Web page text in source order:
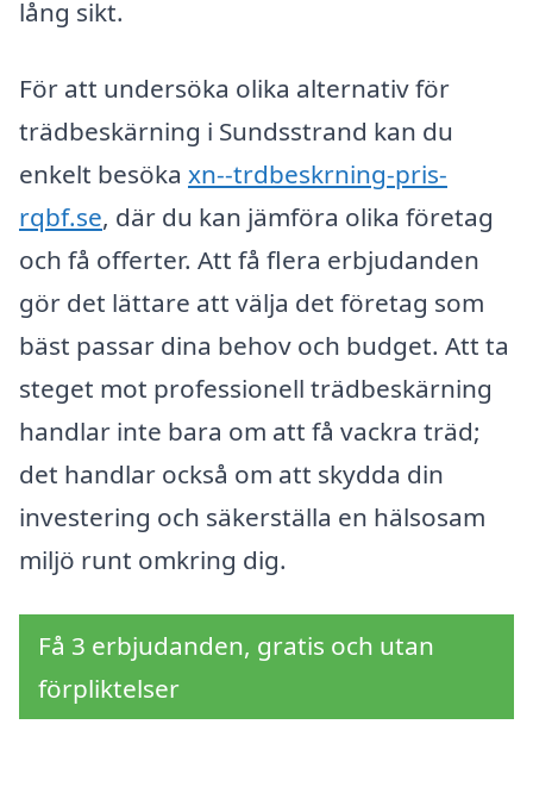
lång sikt.
För att undersöka olika alternativ för
trädbeskärning i Sundsstrand kan du
enkelt besöka xn--trdbeskrning-pris-
rqbf.se, där du kan jämföra olika företag
och få offerter. Att få flera erbjudanden
gör det lättare att välja det företag som
bäst passar dina behov och budget. Att ta
steget mot professionell trädbeskärning
handlar inte bara om att få vackra träd;
det handlar också om att skydda din
investering och säkerställa en hälsosam
miljö runt omkring dig.
Få 3 erbjudanden, gratis och utan
förpliktelser